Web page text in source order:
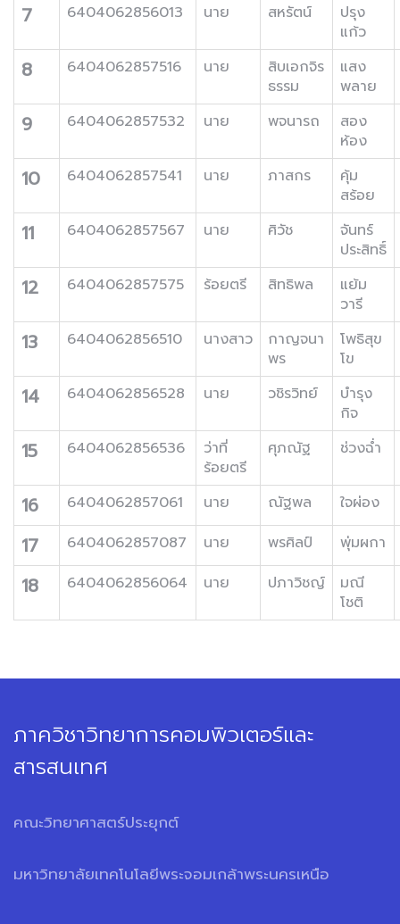
7 6404062856013 นาย สหรัตน์
ปรุง
แก้ว
8 6404062857516 นาย
สิบเอกจิร
ธรรม
แสง
พลาย
9 6404062857532 นาย พจนารถ
สอง
ห้อง
10 6404062857541 นาย ภาสกร
คุ้ม
สร้อย
11 6404062857567 นาย ศิวัช
จันทร์
ประสิทธิ์
12 6404062857575 ร้อยตรี สิทธิพล
แย้ม
วารี
13 6404062856510 นางสาว
กาญจนา
พร
โพธิสุข
โข
14 6404062856528 นาย วชิรวิทย์
บำรุง
กิจ
15 6404062856536
ว่าที่
ร้อยตรี
ศุภณัฐ ช่วงฉ่ำ
16 6404062857061 นาย ณัฐพล ใจผ่อง
17 6404062857087 นาย พรศิลป์ พุ่มผกา
18 6404062856064 นาย ปภาวิชญ์
มณี
โชติ
ภาควิชาวิทยาการคอมพิวเตอร์และ
สารสนเทศ
คณะวิทยาศาสตร์ประยุกต์
มหาวิทยาลัยเทคโนโลยีพระจอมเกล้าพระนครเหนือ